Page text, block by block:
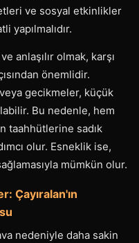
ve sosyal etkinlikler
yapılmalıdır.
anlaşılır olmak, karşı
önemlidir.
gecikmeler, küçük
Bu nedenle, hem
taahhütlerine sadık
olur. Esneklik ise,
mümkün olur.
Çayıralan'ın
nedeniyle daha sakin